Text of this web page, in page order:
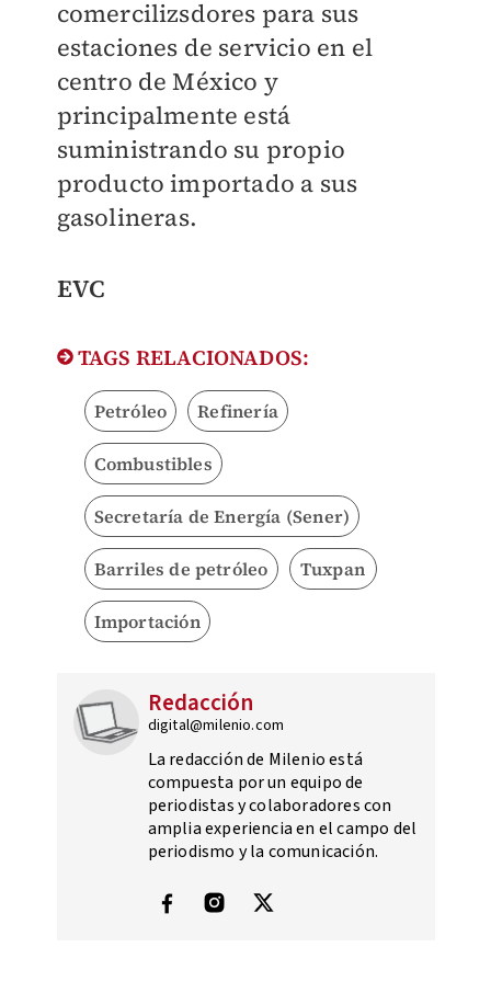
comercilizsdores para sus
estaciones de servicio en el
centro de México y
principalmente está
suministrando su propio
producto importado a sus
gasolineras.
EVC
TAGS RELACIONADOS:
Petróleo Refinería
Combustibles
Secretaría de Energía (Sener)
Barriles de petróleo Tuxpan
Importación
Redacción
digital@milenio.com
La redacción de Milenio está
compuesta por un equipo de
periodistas y colaboradores con
amplia experiencia en el campo del
periodismo y la comunicación.